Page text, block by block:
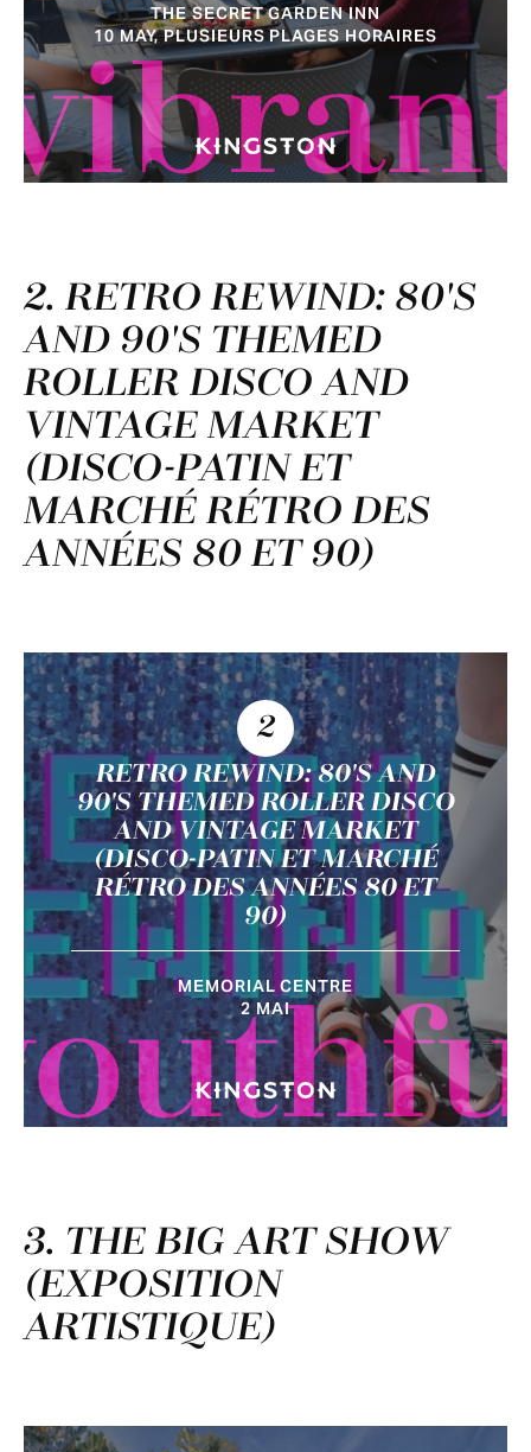
THE SECRET GARDEN INN
10 MAY, PLUSIEURS PLAGES HORAIRES
2. RETRO REWIND: 80'S
AND 90'S THEMED
ROLLER DISCO AND
VINTAGE MARKET
(DISCO-PATIN ET
MARCHÉ RÉTRO DES
ANNÉES 80 ET 90)
2
RETRO REWIND: 80'S AND
90'S THEMED ROLLER DISCO
AND VINTAGE MARKET
(DISCO-PATIN ET MARCHÉ
RÉTRO DES ANNÉES 80 ET
90)
MEMORIAL CENTRE
2 MAI
3. THE BIG ART SHOW
(EXPOSITION
ARTISTIQUE)